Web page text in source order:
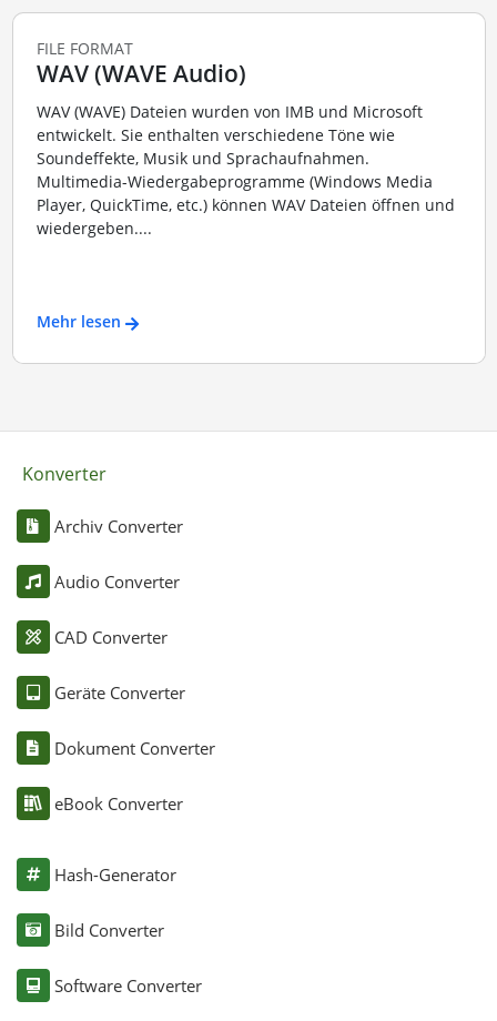
FILE FORMAT
WAV (WAVE Audio)
WAV (WAVE) Dateien wurden von IMB und Microsoft
entwickelt. Sie enthalten verschiedene Töne wie
Soundeffekte, Musik und Sprachaufnahmen.
Multimedia-Wiedergabeprogramme (Windows Media
Player, QuickTime, etc.) können WAV Dateien öffnen und
wiedergeben....
Mehr lesen
Konverter
Archiv Converter
Audio Converter
CAD Converter
Geräte Converter
Dokument Converter
eBook Converter
Hash-Generator
Bild Converter
Software Converter